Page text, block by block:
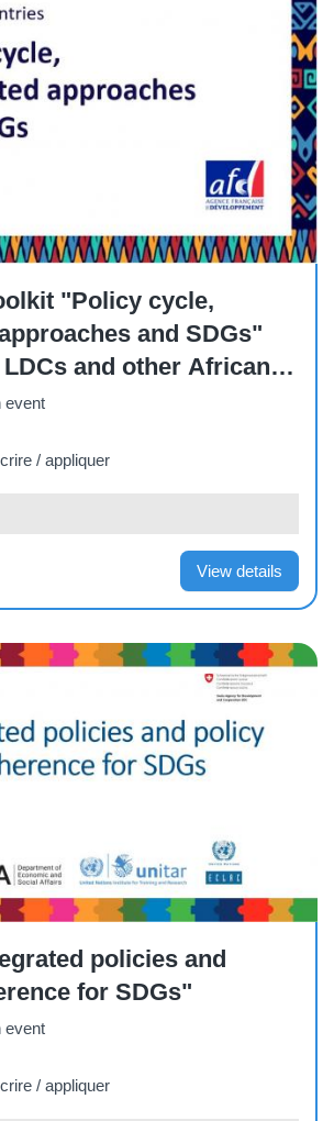
"Policy cycle,
and SDGs"
and other African
event
/ appliquer
View details
policies and
for SDGs"
event
/ appliquer